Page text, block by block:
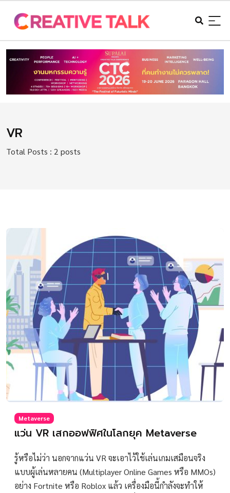
VR
Total Posts : 2 posts
Metaverse
แว่น VR เสกออฟฟิศในโลกยุค Metaverse
รู้หรือไม่ว่า นอกจากแว่น VR จะเอาไว้ใช้เล่นเกมเสมือนจริง
แบบผู้เล่นหลายคน (Multiplayer Online Games หรือ MMOs)
อย่าง Fortnite หรือ Roblox แล้ว เครื่องมือนี้กำลังจะทำให้